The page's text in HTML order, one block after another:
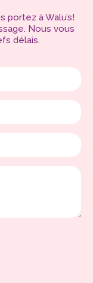
portez à Walu’s!
Nous vous
délais.